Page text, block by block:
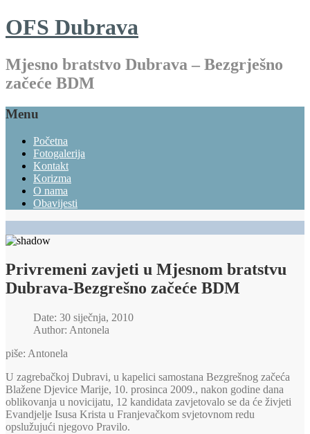
OFS Dubrava
Mjesno bratstvo Dubrava – Bezgrješno
začeće BDM
Menu
Početna
Fotogalerija
Kontakt
Korizma
O nama
Obavijesti
Privremeni zavjeti u Mjesnom bratstvu
Dubrava-Bezgrešno začeće BDM
Date: 30 siječnja, 2010
Author: Antonela
piše: Antonela
U zagrebačkoj Dubravi, u kapelici samostana Bezgrešnog začeća
Blažene Djevice Marije, 10. prosinca 2009., nakon godine dana
oblikovanja u novicijatu, 12 kandidata zavjetovalo se da će živjeti
Evandjelje Isusa Krista u Franjevačkom svjetovnom redu
opslužujući njegovo Pravilo.